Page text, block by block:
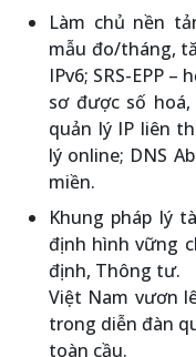
Làm chủ nền
mẫu đo/tháng,
IPv6; SRS-EPP
sơ được số
quản lý IP liên
lý online; DNS
miền.
Khung pháp lý
định hình vững
định, Thông tư.
Việt Nam vươn
trong diễn đàn
toàn cầu.